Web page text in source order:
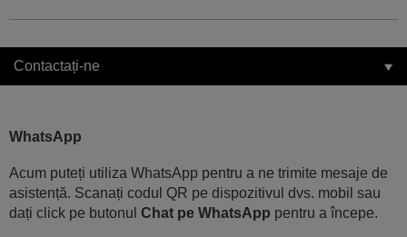
Contactați-ne
WhatsApp
Acum puteți utiliza WhatsApp pentru a ne trimite mesaje de
asistență. Scanați codul QR pe dispozitivul dvs. mobil sau
dați click pe butonul Chat pe WhatsApp pentru a începe.